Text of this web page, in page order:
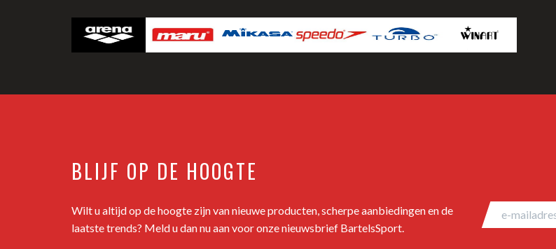
BLIJF OP DE HOOGTE
Wilt u altijd op de hoogte zijn van nieuwe producten, scherpe aanbiedingen en de
laatste trends? Meld u dan nu aan voor onze nieuwsbrief BartelsSport.